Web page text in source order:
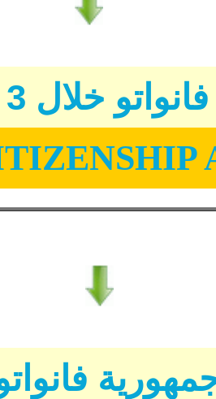
خلال 3 أشهر فقط
فانواتو 10